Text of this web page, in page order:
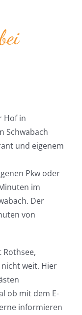
Hof in
Schwabach
und eigenem
Pkw oder
im
Der
von
Rothsee,
weit. Hier
ob mit dem E-
informieren